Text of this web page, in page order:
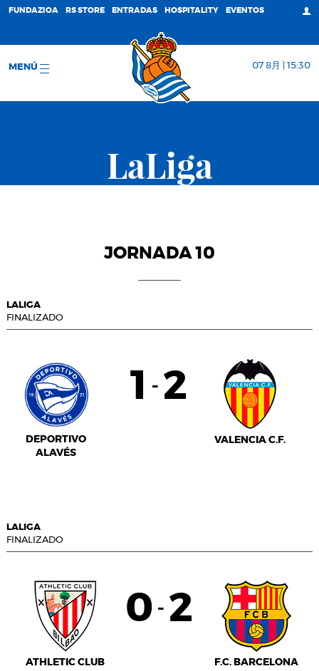
FUNDAZIOA RS STORE ENTRADAS HOSPITALITY EVENTOS
MENÚ 07 8月 | 15:30
LaLiga
JORNADA 10
LALIGA
FINALIZADO
DEPORTIVO
ALAVÉS
1 - 2
VALENCIA C.F.
LALIGA
FINALIZADO
ATHLETIC CLUB
0 - 2
F.C. BARCELONA